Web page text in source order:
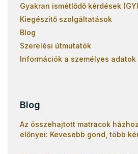
Gyakran ismétlődő kérdések
Kiegészítő szolgáltatások
Blog
Szerelési útmutatók
Információk a személyes adatok
Blog
Az összehajtott matracok
előnyei: Kevesebb gond, több